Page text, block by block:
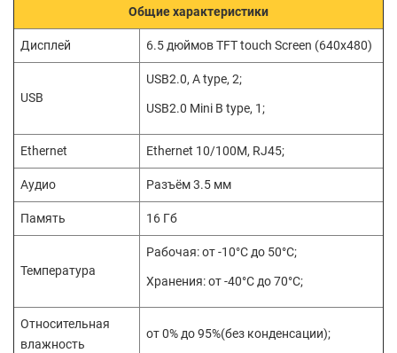
Общие характеристики
Дисплей 6.5 дюймов TFT touch Screen (640x480)
USB
USB2.0, A type, 2;
USB2.0 Mini B type, 1;
Ethernet Ethernet 10/100M, RJ45;
Аудио Разъём 3.5 мм
Память 16 Гб
Температура
Рабочая: от -10°C до 50°C;
Хранения: от -40°C до 70°C;
Относительная
влажность
от 0% до 95%(без конденсации);